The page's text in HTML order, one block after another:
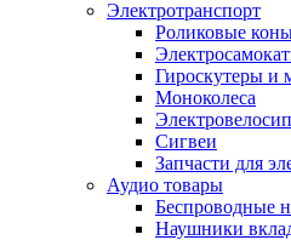
Электротранспорт
Роликовые
Гироскутеры и
Моноколеса
Сигвеи
Запчасти для
Аудио товары
Беспроводные
Наушники